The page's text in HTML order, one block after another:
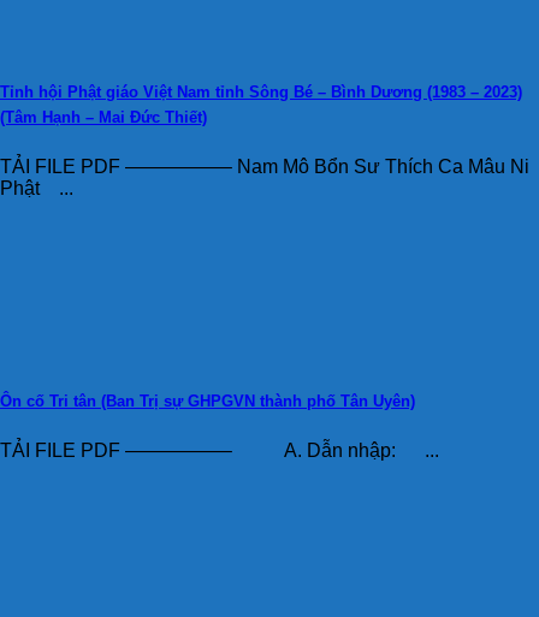
Tỉnh hội Phật giáo Việt Nam tỉnh Sông Bé – Bình Dương (1983 – 2023)
(Tâm Hạnh – Mai Đức Thiết)
TẢI FILE PDF —————– Nam Mô Bổn Sư Thích Ca Mâu Ni
Phật ...
Ôn cố Tri tân (Ban Trị sự GHPGVN thành phố Tân Uyên)
TẢI FILE PDF —————– A. Dẫn nhập: ...